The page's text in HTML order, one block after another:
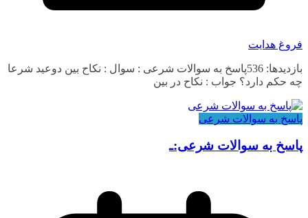
فروغ هدایت
بازدیدها: 536پاسخ به سوالات شرعی : سوال : نکاح بین دوعید شرعا
چه حکم دارد؟ جواب : نکاح در بین
پاسخ به سوالات شرعی
پاسخ به سوالات شرعی:ـ